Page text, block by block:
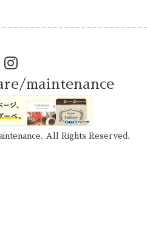
maintenance
. All Rights Reserved.